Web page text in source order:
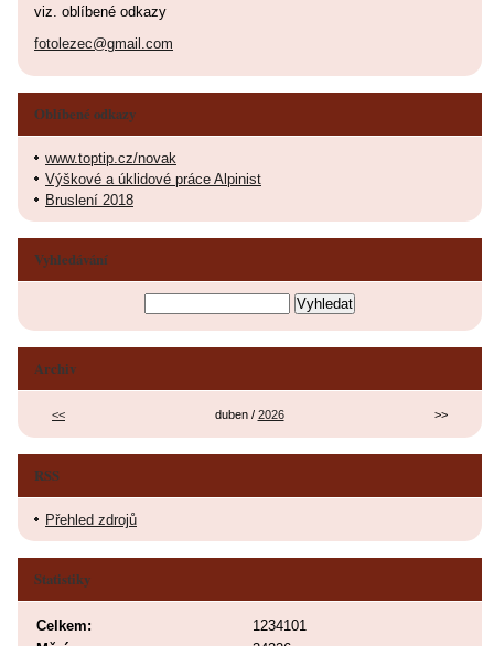
viz. oblíbené odkazy
fotolezec@gmail.com
Oblíbené odkazy
www.toptip.cz/novak
Výškové a úklidové práce Alpinist
Bruslení 2018
Vyhledávání
Archiv
<< duben / 2026 >>
RSS
Přehled zdrojů
Statistiky
Celkem:
1234101